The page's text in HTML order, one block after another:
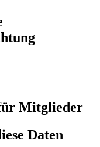
Mitglieder
Daten